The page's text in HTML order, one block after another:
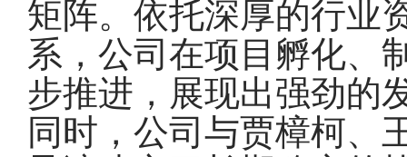
矩阵。依托深厚的行业
系，公司在项目孵化、
步推进，展现出强劲的
同时，公司与贾樟柯、